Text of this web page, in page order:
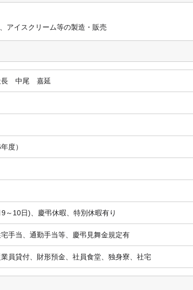
アイスクリーム等の製造・販売
長 中尾 嘉延
度）
～10日)、慶弔休暇、特別休暇有り
手当、通勤手当等、慶弔見舞金規定有
員貸付、財形預金、社員食堂、独身寮、社宅